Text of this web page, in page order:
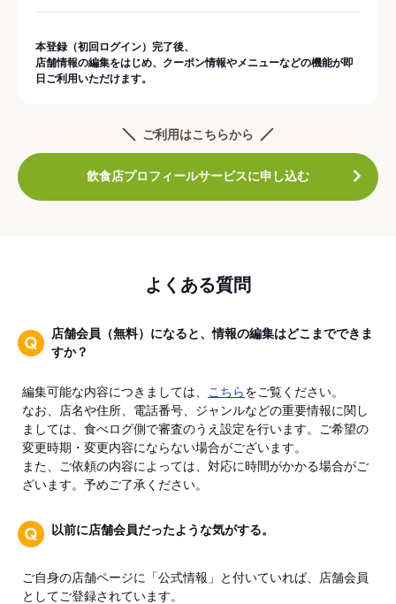
本登録（初回ログイン）完了後、
店舗情報の編集をはじめ、クーポン情報やメニューなどの機能が即
日ご利用いただけます。
ご利用はこちらから
飲食店プロフィールサービスに申し込む
よくある質問
店舗会員（無料）になると、情報の編集はどこまでできま
すか？
編集可能な内容につきましては、 こちらをご覧ください。
なお、店名や住所、電話番号、ジャンルなどの重要情報に関し
ましては、食べログ側で審査のうえ設定を行います。ご希望の
変更時期・変更内容にならない場合がございます。
また、ご依頼の内容によっては、対応に時間がかかる場合がご
ざいます。予めご了承ください。
以前に店舗会員だったような気がする。
ご自身の店舗ページに「公式情報」と付いていれば、店舗会員
としてご登録されています。